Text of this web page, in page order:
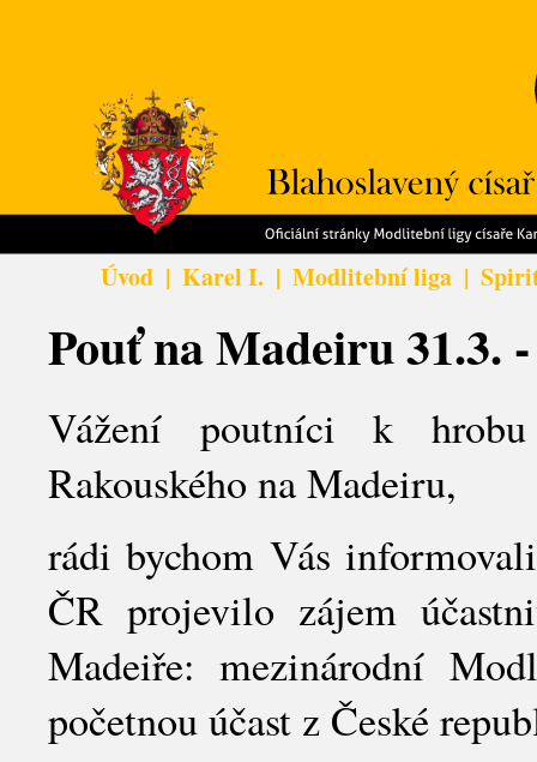
Úvod | Karel I. | Modlitební liga |
Pouť na Madeiru 31.3.
Vážení poutníci k
Rakouského na Madeiru,
rádi bychom Vás
ČR projevilo zájem
Madeiře: mezinárodní
početnou účast z České